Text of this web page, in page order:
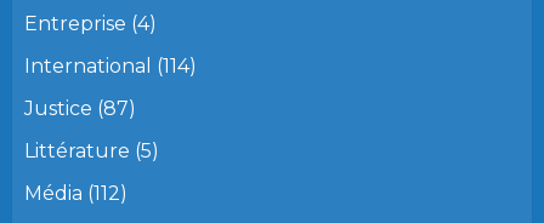
Entreprise (4)
International (114)
Justice (87)
Littérature (5)
Média (112)